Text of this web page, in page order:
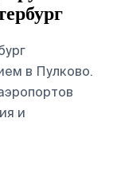
в Пулково.
и